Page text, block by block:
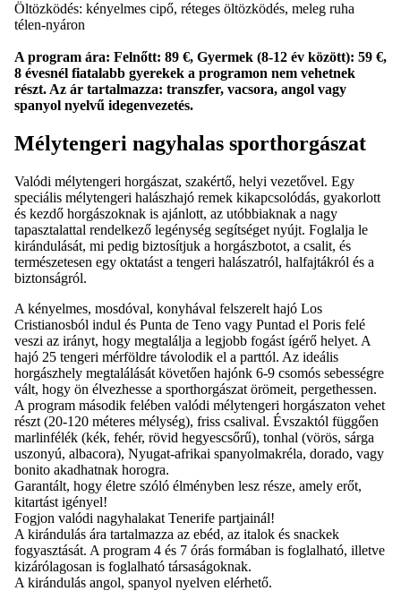
Öltözködés: kényelmes cipő, réteges öltözködés, meleg ruha
télen-nyáron
A program ára: Felnőtt: 89 €, Gyermek (8-12 év között): 59 €,
8 évesnél fiatalabb gyerekek a programon nem vehetnek
részt. Az ár tartalmazza: transzfer, vacsora, angol vagy
spanyol nyelvű idegenvezetés.
Mélytengeri nagyhalas sporthorgászat
Valódi mélytengeri horgászat, szakértő, helyi vezetővel. Egy
speciális mélytengeri halászhajó remek kikapcsolódás, gyakorlott
és kezdő horgászoknak is ajánlott, az utóbbiaknak a nagy
tapasztalattal rendelkező legénység segítséget nyújt. Foglalja le
kirándulását, mi pedig biztosítjuk a horgászbotot, a csalit, és
természetesen egy oktatást a tengeri halászatról, halfajtákról és a
biztonságról.
A kényelmes, mosdóval, konyhával felszerelt hajó Los
Cristianosból indul és Punta de Teno vagy Puntad el Poris felé
veszi az irányt, hogy megtalálja a legjobb fogást ígérő helyet. A
hajó 25 tengeri mérföldre távolodik el a parttól. Az ideális
horgászhely megtalálását követően hajónk 6-9 csomós sebességre
vált, hogy ön élvezhesse a sporthorgászat örömeit, pergethessen.
A program második felében valódi mélytengeri horgászaton vehet
részt (20-120 méteres mélység), friss csalival. Évszaktól függően
marlinfélék (kék, fehér, rövid hegyescsőrű), tonhal (vörös, sárga
uszonyú, albacora), Nyugat-afrikai spanyolmakréla, dorado, vagy
bonito akadhatnak horogra.
Garantált, hogy életre szóló élményben lesz része, amely erőt,
kitartást igényel!
Fogjon valódi nagyhalakat Tenerife partjainál!
A kirándulás ára tartalmazza az ebéd, az italok és snackek
fogyasztását. A program 4 és 7 órás formában is foglalható, illetve
kizárólagosan is foglalható társaságoknak.
A kirándulás angol, spanyol nyelven elérhető.